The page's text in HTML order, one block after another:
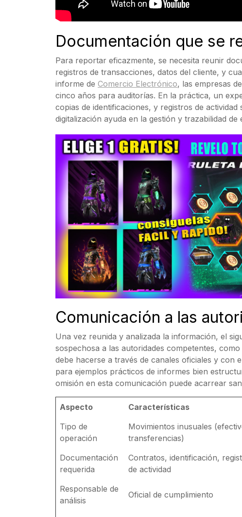
Documentación que se
Para reportar eficazmente, se necesita reunir
registros de transacciones, datos del cliente, y
informe de Comercio Electrónico, las empresas
cinco años para auditorías. En la práctica, un
copias de identificaciones, y registros de
digitalización ayuda en la gestión y trazabilidad de
Comunicación a las
Una vez reunida y analizada la información, el
sospechosa a las autoridades competentes,
debe hacerse a través de canales oficiales y con
para ejemplos prácticos de informes bien
omisión en esta comunicación puede acarrear
Aspecto Características
Tipo de
operación
Movimientos inusuales
transferencias)
Documentación
requerida
Contratos, identificación,
de actividad
Responsable de
análisis
Oficial de cumplimiento